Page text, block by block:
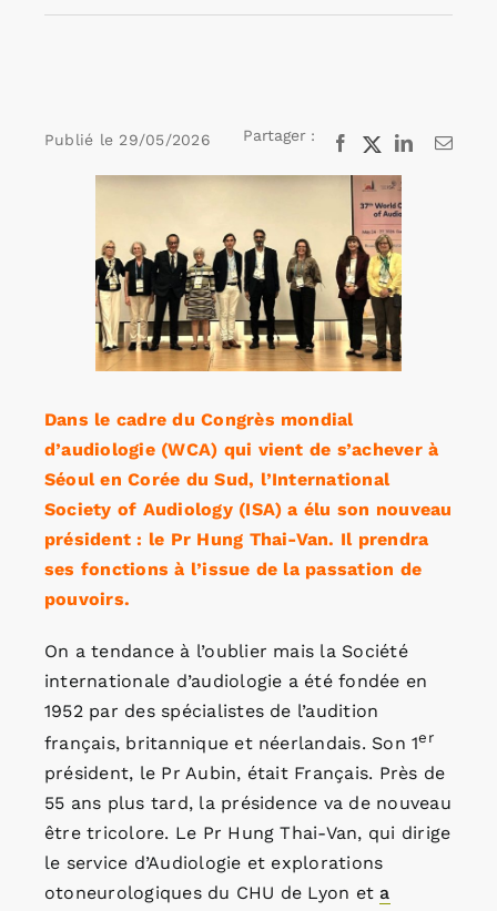
Annonces emploi
Publié le 29/05/2026 Partager : Facebook
X LinkedInEmail
agrandie
Dans le cadre du Congrès mondial
d’audiologie (WCA) qui vient de s’achever à
Séoul en Corée du Sud, l’International
Society of Audiology (ISA) a élu son nouveau
président : le Pr Hung Thai-Van. Il prendra
ses fonctions à l’issue de la passation de
pouvoirs.
On a tendance à l’oublier mais la Société
internationale d’audiologie a été fondée en
1952 par des spécialistes de l’audition
français, britannique et néerlandais. Son 1er
président, le Pr Aubin, était Français. Près de
55 ans plus tard, la présidence va de nouveau
être tricolore. Le Pr Hung Thai-Van, qui dirige
le service d’Audiologie et explorations
otoneurologiques du CHU de Lyon et a